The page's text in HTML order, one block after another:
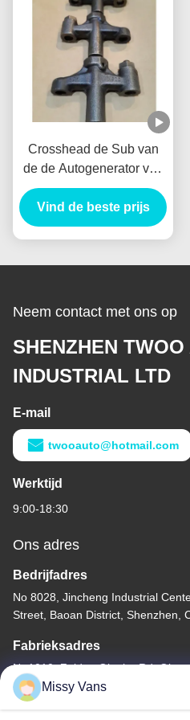
Crosshead de Sub van
de de Autogenerator van
Assy Alternator
VH137061080A Nieuw
Holland E385 E215 voor
Vind de beste prijs
Neem contact met ons op
SHENZHEN TWOO
INDUSTRIAL LTD
E-mail
twooauto@hotmail.com
Werktijd
9:00-18:30
Ons adres
Bedrijfadres
No 8028, Jincheng Industrial
Street, Baoan District, Shenzhen,
Fabrieksadres
Nr 1010, Zuiden Qiaohe Rd,
Shenzhen, de VRC
Missy Vans